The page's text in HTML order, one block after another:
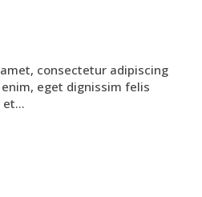
consectetur adipiscing
eget dignissim felis
et…